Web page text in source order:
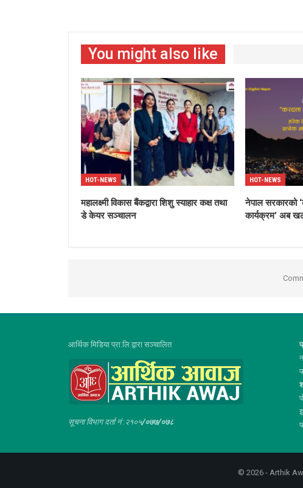
You might also like
HOT-NEWS
महालक्ष्मी विकास बैंकद्वारा शिशु स्याहार कक्ष तथा
डे केयर सञ्चालन
HOT-NEWS
नेपाल सरकारको
कार्यक्रम’ अब
आर्थिक मिडिया प्रा.लि.द्वारा सञ्चालित
सूचना विभाग दर्ता नं :२१०५/०७७/०७८
© 2026 - Arthik